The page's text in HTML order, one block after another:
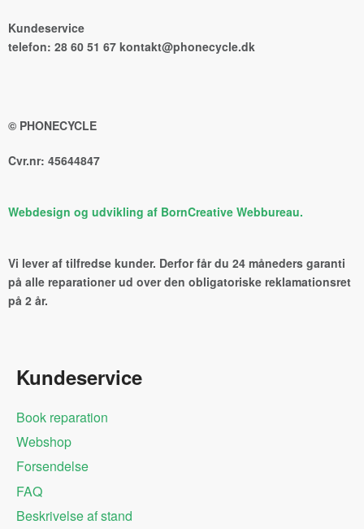
Kundeservice
telefon: 28 60 51 67 kontakt@phonecycle.dk
© PHONECYCLE
Cvr.nr: 45644847
Webdesign og udvikling af BornCreative Webbureau.
Vi lever af tilfredse kunder. Derfor får du 24 måneders garanti
på alle reparationer ud over den obligatoriske reklamationsret
på 2 år.
Kundeservice
Book reparation
Webshop
Forsendelse
FAQ
Beskrivelse af stand